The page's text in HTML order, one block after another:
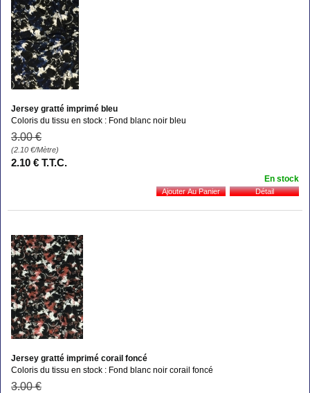
Jersey gratté imprimé bleu
Coloris du tissu en stock : Fond blanc noir bleu
3.00 €
(2.10 €/Mètre)
2.10 € T.T.C.
En stock
Jersey gratté imprimé corail foncé
Coloris du tissu en stock : Fond blanc noir corail foncé
3.00 €